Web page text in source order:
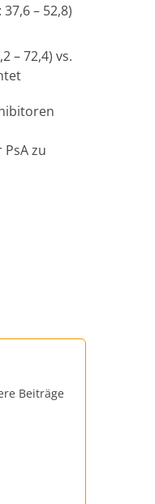
– 52,8)
– 72,4) vs.
zu
Beiträge